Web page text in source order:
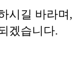
시길 바라며,
겠습니다.